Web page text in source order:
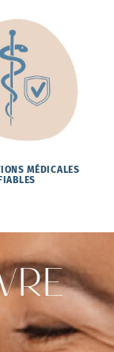
MÉDICALES